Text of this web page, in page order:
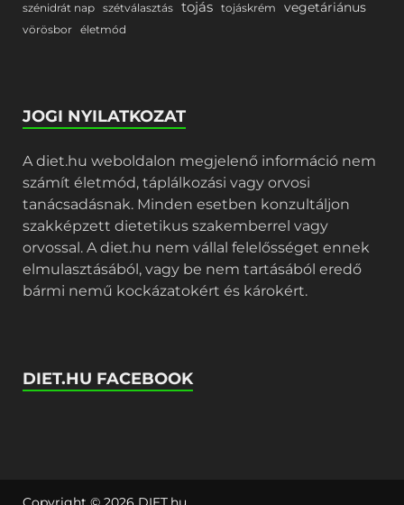
szénidrát nap szétválasztás tojás tojáskrém vegetáriánus
vörösbor életmód
JOGI NYILATKOZAT
A diet.hu weboldalon megjelenő információ nem
számít életmód, táplálkozási vagy orvosi
tanácsadásnak. Minden esetben konzultáljon
szakképzett dietetikus szakemberrel vagy
orvossal. A diet.hu nem vállal felelősséget ennek
elmulasztásából, vagy be nem tartásából eredő
bármi nemű kockázatokért és károkért.
DIET.HU FACEBOOK